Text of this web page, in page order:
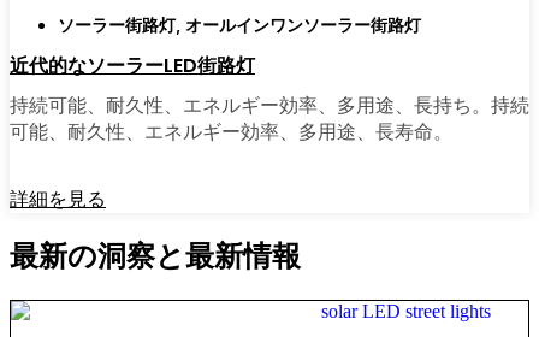
ソーラー街路灯, オールインワンソーラー街路灯
近代的なソーラーLED街路灯
持続可能、耐久性、エネルギー効率、多用途、長持ち。持続
可能、耐久性、エネルギー効率、多用途、長寿命。
詳細を見る
最新の洞察と最新情報